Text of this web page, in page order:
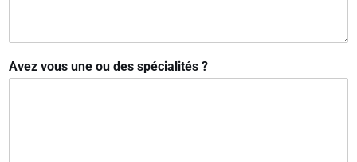
Avez vous une ou des spécialités ?